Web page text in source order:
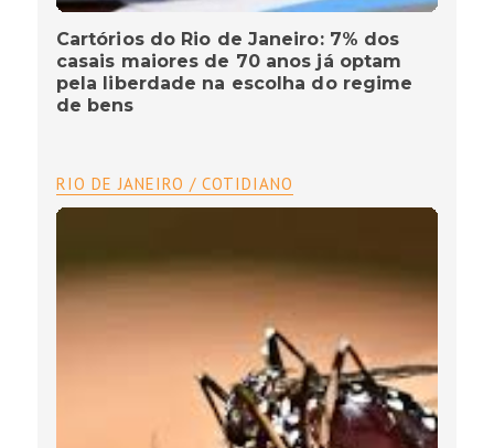
Cartórios do Rio de Janeiro: 7% dos
casais maiores de 70 anos já optam
pela liberdade na escolha do regime
de bens
RIO DE JANEIRO / COTIDIANO